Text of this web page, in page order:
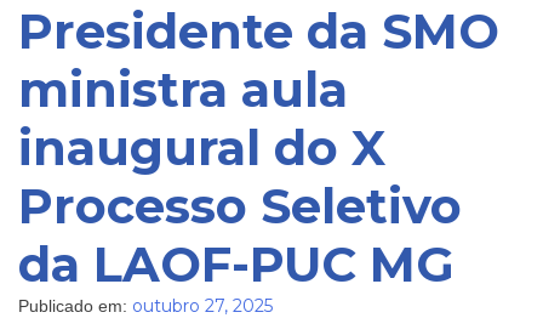
Blog
Presidente da SMO
ministra aula
inaugural do X
Processo Seletivo
da LAOF-PUC MG
Publicado em: outubro 27, 2025